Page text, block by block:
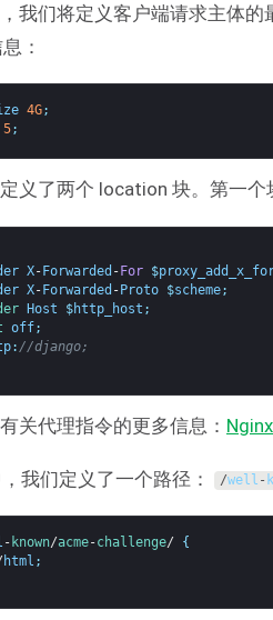
我们将定义客户端请求主体
：
4G;
5;
义了两个 location 块。第一
X- Forwarded - For $
X- Forwarded - Proto $scheme;
Host $http_host ;
off;
: //django;
关代理指令的更多信息：
我们定义了一个路径： /well -
- known/acme-challenge/
{
html ;